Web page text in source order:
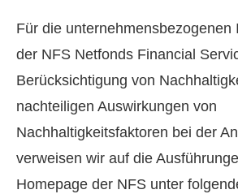
Für die unternehmensbezogenen
der NFS Netfonds Financial
Berücksichtigung von
nachteiligen Auswirkungen von
Nachhaltigkeitsfaktoren bei der
verweisen wir auf die
Homepage der NFS unter